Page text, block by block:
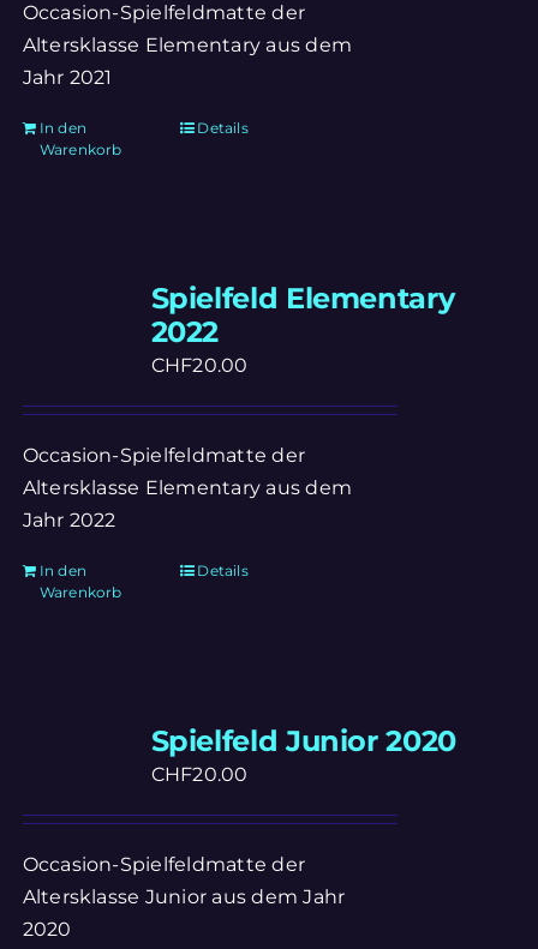
Occasion-Spielfeldmatte der
Altersklasse Elementary aus dem
Jahr 2021
In den
Warenkorb
Details
Spielfeld Elementary
2022
CHF20.00
Occasion-Spielfeldmatte der
Altersklasse Elementary aus dem
Jahr 2022
In den
Warenkorb
Details
Spielfeld Junior 2020
CHF20.00
Occasion-Spielfeldmatte der
Altersklasse Junior aus dem Jahr
2020